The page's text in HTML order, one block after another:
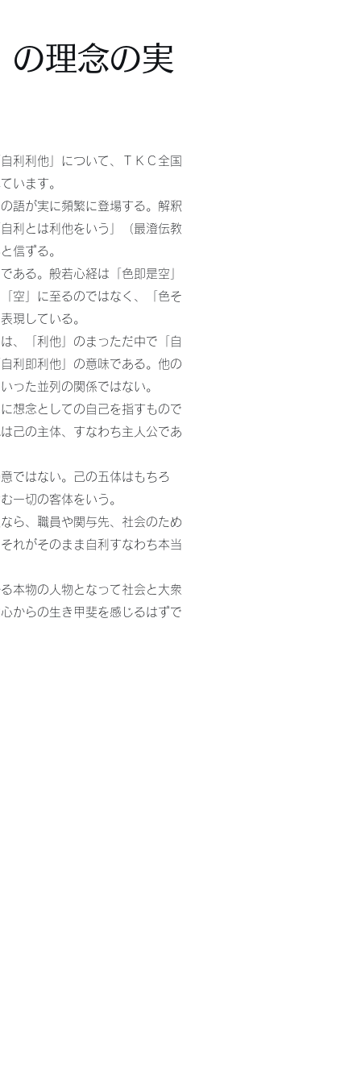
の理念の実
利利他」について、ＴＫＣ全国
います。
語が実に頻繁に登場する。解釈
利とは利他をいう」（最澄伝教
信ずる。
ある。般若心経は「色即是空」
空」に至るのではなく、「色そ
現している。
、「利他」のまっただ中で「自
利即利他」の意味である。他の
った並列の関係ではない。
想念としての自己を指すもので
己の主体、すなわち主人公であ
ではない。己の五体はもちろ
一切の客体をいう。
ら、職員や関与先、社会のため
れがそのまま自利すなわち本当
本物の人物となって社会と大衆
からの生き甲斐を感じるはずで